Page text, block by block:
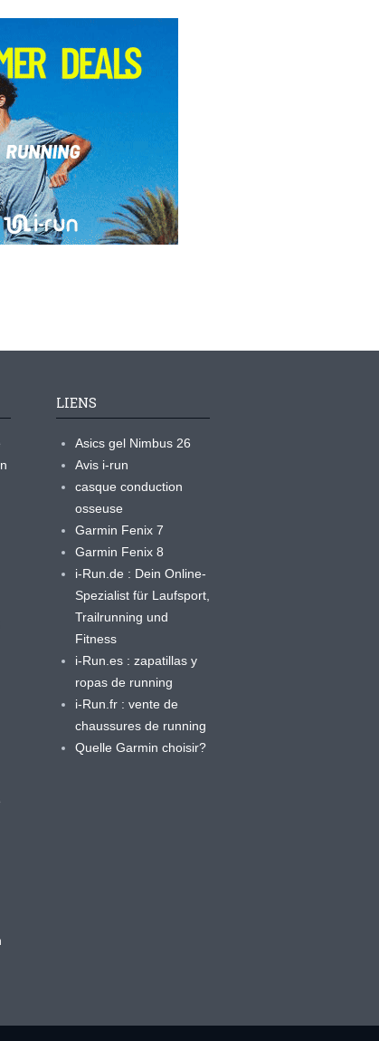
LIENS
Asics gel Nimbus 26
Avis i-run
casque conduction
osseuse
Garmin Fenix 7
Garmin Fenix 8
i-Run.de : Dein Online-
Spezialist für Laufsport,
Trailrunning und
Fitness
i-Run.es : zapatillas y
ropas de running
i-Run.fr : vente de
chaussures de running
Quelle Garmin choisir?